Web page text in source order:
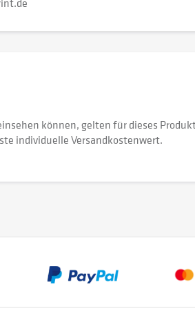
können, gelten für dieses
individuelle Versandkostenwert.